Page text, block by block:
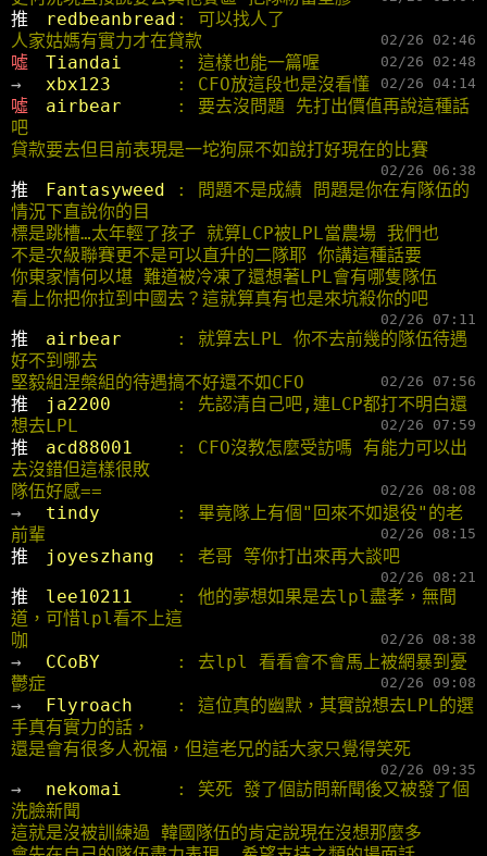
推 redbeanbread : 可以找人了
人家姑媽有實力才在貸款
02/26 02:46
噓 Tiandai : 這樣也能一篇喔 02/26 02:48
→ xbx123 : CFO放這段也是沒看懂 02/26 04:14
噓 airbear
: 要去沒問題 先打出價值再說這種話
吧
貸款要去但目前表現是一坨狗屎不如說打好現在的比賽
02/26 06:38
推 Fantasyweed
: 問題不是成績 問題是你在有隊伍的
情況下直說你的目
標是跳槽…太年輕了孩子 就算LCP被LPL當農場 我們也
不是次級聯賽更不是可以直升的二隊耶 你講這種話要
你東家情何以堪 難道被冷凍了還想著LPL會有哪隻隊伍
看上你把你拉到中國去？這就算真有也是來坑殺你的吧
02/26 07:11
推 airbear
: 就算去LPL 你不去前幾的隊伍待遇
好不到哪去
堅毅組涅槃組的待遇搞不好還不如CFO
02/26 07:56
推 ja2200
: 先認清自己吧,連LCP都打不明白還
想去LPL
02/26 07:59
推 acd88001
: CFO沒教怎麼受訪嗎 有能力可以出
去沒錯但這樣很敗
隊伍好感==
02/26 08:08
→ tindy
: 畢竟隊上有個"回來不如退役"的老
前輩
02/26 08:15
推 joyeszhang : 老哥 等你打出來再大談吧
02/26 08:21
推 lee10211
: 他的夢想如果是去lpl盡孝，無間
道，可惜lpl看不上這
咖
02/26 08:38
→ CCoBY
: 去lpl 看看會不會馬上被網暴到憂
鬱症
02/26 09:08
→ Flyroach
: 這位真的幽默，其實說想去LPL的選
手真有實力的話，
還是會有很多人祝福，但這老兄的話大家只覺得笑死
02/26 09:35
→ nekomai
: 笑死 發了個訪問新聞後又被發了個
洗臉新聞
這就是沒被訓練過 韓國隊伍的肯定說現在沒想那麼多